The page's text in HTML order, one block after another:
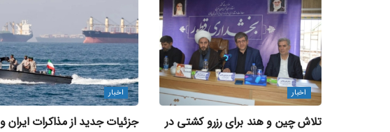
اخبار
تلاش چین و هند برای رزرو کشتی در
اخبار
جزئیات جدید از مذاکرات ایران و